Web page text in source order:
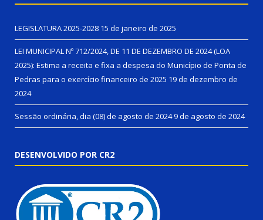
LEGISLATURA 2025-2028 15 de janeiro de 2025
LEI MUNICIPAL Nº 712/2024, DE 11 DE DEZEMBRO DE 2024 (LOA
2025): Estima a receita e fixa a despesa do Município de Ponta de
Pedras para o exercício financeiro de 2025 19 de dezembro de
2024
Sessão ordinária, dia (08) de agosto de 20249 de agosto de 2024
DESENVOLVIDO POR CR2